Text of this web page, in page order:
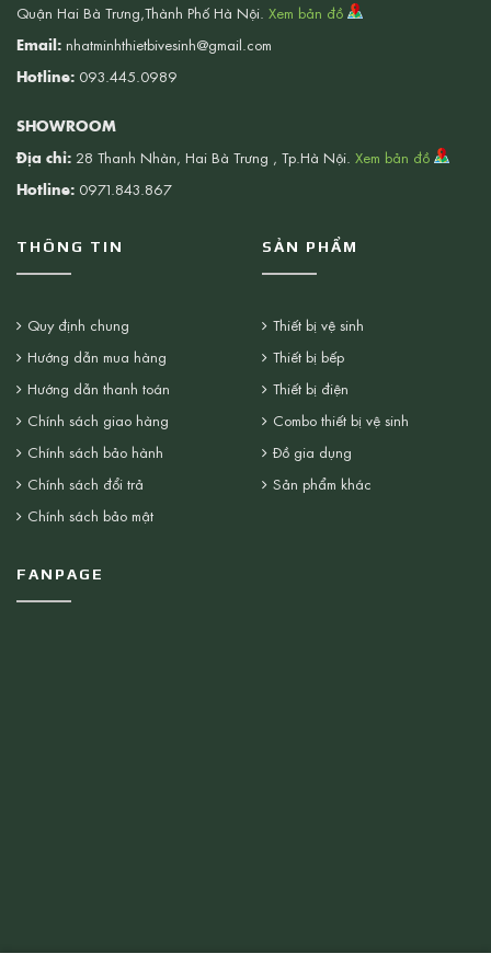
Quận Hai Bà Trưng,Thành Phố Hà Nội. Xem bản đồ
Email: nhatminhthietbivesinh@gmail.com
Hotline: 093.445.0989
SHOWROOM
Địa chỉ: 28 Thanh Nhàn, Hai Bà Trưng , Tp.Hà Nội. Xem bản đồ
Hotline: 0971.843.867
THÔNG TIN
Quy định chung
Hướng dẫn mua hàng
Hướng dẫn thanh toán
Chính sách giao hàng
Chính sách bảo hành
Chính sách đổi trả
Chính sách bảo mật
SẢN PHẨM
Thiết bị vệ sinh
Thiết bị bếp
Thiết bị điện
Combo thiết bị vệ sinh
Đồ gia dụng
Sản phẩm khác
FANPAGE